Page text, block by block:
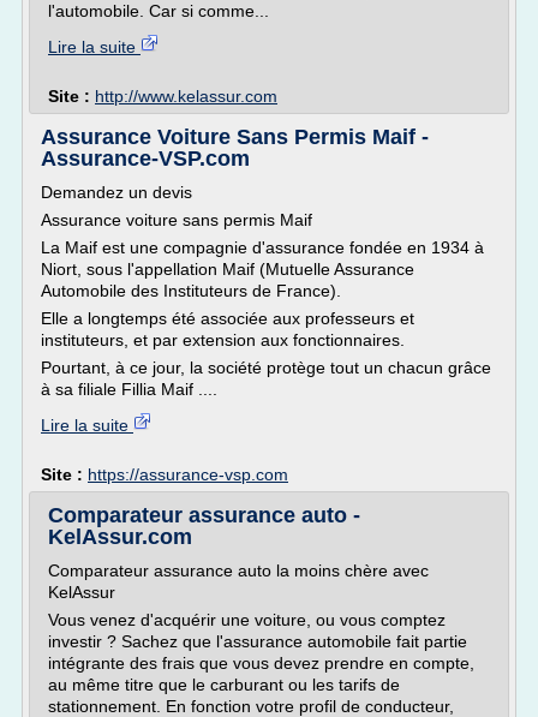
l'automobile. Car si comme...
Lire la suite
Site : http://www.kelassur.com
Assurance Voiture Sans Permis Maif -
Assurance-VSP.com
Demandez un devis
Assurance voiture sans permis Maif
La Maif est une compagnie d'assurance fondée en 1934 à
Niort, sous l'appellation Maif (Mutuelle Assurance
Automobile des Instituteurs de France).
Elle a longtemps été associée aux professeurs et
instituteurs, et par extension aux fonctionnaires.
Pourtant, à ce jour, la société protège tout un chacun grâce
à sa filiale Fillia Maif ....
Lire la suite
Site : https://assurance-vsp.com
Comparateur assurance auto -
KelAssur.com
Comparateur assurance auto la moins chère avec
KelAssur
Vous venez d'acquérir une voiture, ou vous comptez
investir ? Sachez que l'assurance automobile fait partie
intégrante des frais que vous devez prendre en compte,
au même titre que le carburant ou les tarifs de
stationnement. En fonction votre profil de conducteur,